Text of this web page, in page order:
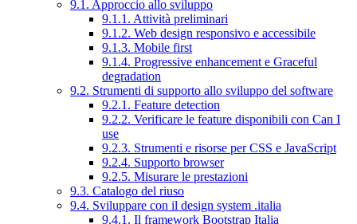
9.1. Approccio allo sviluppo
9.1.1. Attività preliminari
9.1.2. Web design responsivo e accessibile
9.1.3. Mobile first
9.1.4. Progressive enhancement e Graceful
degradation
9.2. Strumenti di supporto allo sviluppo del software
9.2.1. Feature detection
9.2.2. Verificare le feature disponibili con Can I
use
9.2.3. Strumenti e risorse per CSS e JavaScript
9.2.4. Supporto browser
9.2.5. Misurare le prestazioni
9.3. Catalogo del riuso
9.4. Sviluppare con il design system .italia
9.4.1. Il framework Bootstrap Italia